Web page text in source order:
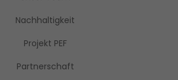
Nachhaltigkeit
Projekt PEF
Partnerschaft